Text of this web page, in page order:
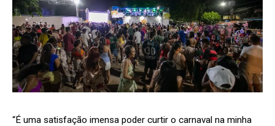
“É uma satisfação imensa poder curtir o carnaval na minha